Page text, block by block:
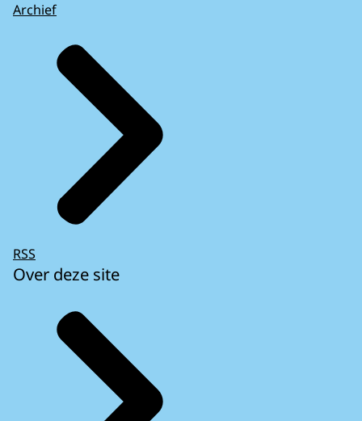
Archief
RSS
Over deze site